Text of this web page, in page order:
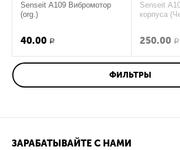
Senseit A109 Вибромотор
(org.)
40.00 Р
Senseit
корпуса
250.00 Р
ФИЛЬТРЫ
ЗАРАБАТЫВАЙТЕ С НАМИ